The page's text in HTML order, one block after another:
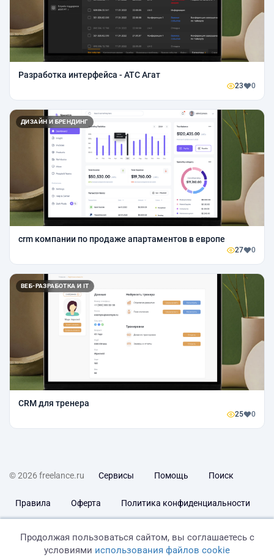
Разработка интерфейса - АТС Агат
23 0
ДИЗАЙН И БРЕНДИНГ
crm компании по продаже апартаментов в европе
27 0
ВЕБ-РАЗРАБОТКА И IT
CRM для тренера
25 0
© 2026 freelance.ru Сервисы Помощь Поиск
Правила Оферта Политика конфиденциальности
Продолжая пользоваться сайтом, вы соглашаетесь с
условиями использования файлов cookie